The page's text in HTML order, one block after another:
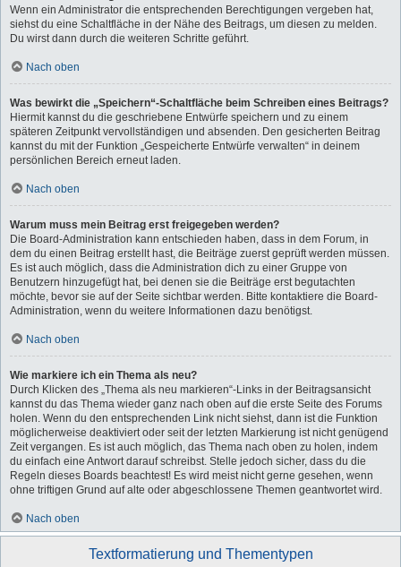
Wenn ein Administrator die entsprechenden Berechtigungen vergeben hat,
siehst du eine Schaltfläche in der Nähe des Beitrags, um diesen zu melden.
Du wirst dann durch die weiteren Schritte geführt.
Nach oben
Was bewirkt die „Speichern“-Schaltfläche beim Schreiben eines Beitrags?
Hiermit kannst du die geschriebene Entwürfe speichern und zu einem
späteren Zeitpunkt vervollständigen und absenden. Den gesicherten Beitrag
kannst du mit der Funktion „Gespeicherte Entwürfe verwalten“ in deinem
persönlichen Bereich erneut laden.
Nach oben
Warum muss mein Beitrag erst freigegeben werden?
Die Board-Administration kann entschieden haben, dass in dem Forum, in
dem du einen Beitrag erstellt hast, die Beiträge zuerst geprüft werden müssen.
Es ist auch möglich, dass die Administration dich zu einer Gruppe von
Benutzern hinzugefügt hat, bei denen sie die Beiträge erst begutachten
möchte, bevor sie auf der Seite sichtbar werden. Bitte kontaktiere die Board-
Administration, wenn du weitere Informationen dazu benötigst.
Nach oben
Wie markiere ich ein Thema als neu?
Durch Klicken des „Thema als neu markieren“-Links in der Beitragsansicht
kannst du das Thema wieder ganz nach oben auf die erste Seite des Forums
holen. Wenn du den entsprechenden Link nicht siehst, dann ist die Funktion
möglicherweise deaktiviert oder seit der letzten Markierung ist nicht genügend
Zeit vergangen. Es ist auch möglich, das Thema nach oben zu holen, indem
du einfach eine Antwort darauf schreibst. Stelle jedoch sicher, dass du die
Regeln dieses Boards beachtest! Es wird meist nicht gerne gesehen, wenn
ohne triftigen Grund auf alte oder abgeschlossene Themen geantwortet wird.
Nach oben
Textformatierung und Thementypen